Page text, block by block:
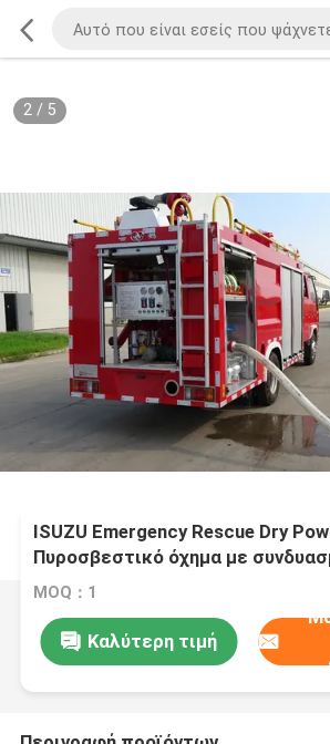
2/ 5
ISUZU Emergency Rescue Dry
Πυροσβεστικό όχημα με
MOQ：1
Καλύτερη τιμή